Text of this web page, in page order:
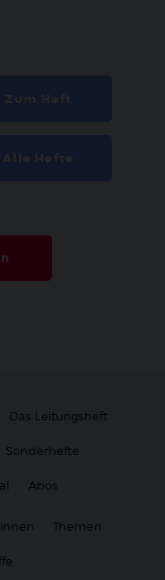
Das Leitungsheft
Sonderhefte
Abos
Themen